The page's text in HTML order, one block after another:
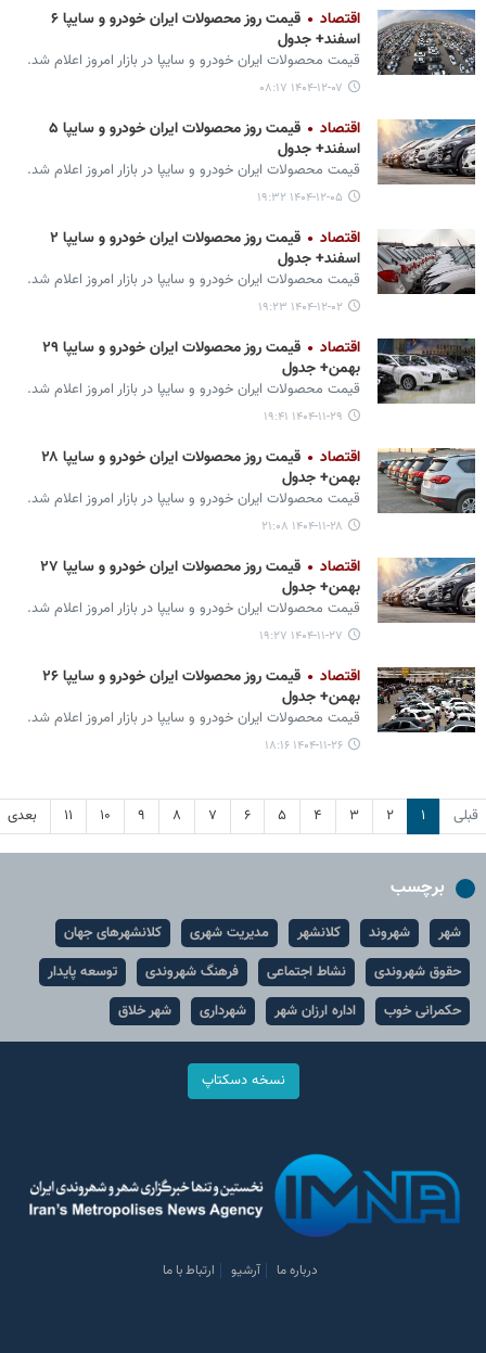
اقتصاد
قیمت روز محصولات ایران خودرو و سایپا ۶
اسفند+ جدول
قیمت محصولات ایران‌ خودرو و سایپا در بازار امروز اعلام شد.
۱۴۰۴-۱۲-۰۷ ۰۸:۱۷
اقتصاد
قیمت روز محصولات ایران خودرو و سایپا ۵
اسفند+ جدول
قیمت محصولات ایران‌ خودرو و سایپا در بازار امروز اعلام شد.
۱۴۰۴-۱۲-۰۵ ۱۹:۳۲
اقتصاد
قیمت روز محصولات ایران خودرو و سایپا ۲
اسفند+ جدول
قیمت محصولات ایران‌ خودرو و سایپا در بازار امروز اعلام شد.
۱۴۰۴-۱۲-۰۲ ۱۹:۲۳
اقتصاد
قیمت روز محصولات ایران خودرو و سایپا ۲۹
بهمن+ جدول
قیمت محصولات ایران‌ خودرو و سایپا در بازار امروز اعلام شد.
۱۴۰۴-۱۱-۲۹ ۱۹:۴۱
اقتصاد
قیمت روز محصولات ایران خودرو و سایپا ۲۸
بهمن+ جدول
قیمت محصولات ایران‌ خودرو و سایپا در بازار امروز اعلام شد.
۱۴۰۴-۱۱-۲۸ ۲۱:۰۸
اقتصاد
قیمت روز محصولات ایران خودرو و سایپا ۲۷
بهمن+ جدول
قیمت محصولات ایران‌ خودرو و سایپا در بازار امروز اعلام شد.
۱۴۰۴-۱۱-۲۷ ۱۹:۲۷
اقتصاد
قیمت روز محصولات ایران خودرو و سایپا ۲۶
بهمن+ جدول
قیمت محصولات ایران‌ خودرو و سایپا در بازار امروز اعلام شد.
۱۴۰۴-۱۱-۲۶ ۱۸:۱۶
قبلی ۱ ۲ ۳ ۴ ۵ ۶ ۷ ۸ ۹ ۱۰ ۱۱ بعدی
برچسب
شهر شهروند کلانشهر مدیریت شهری
کلانشهرهای جهان
حقوق شهروندی
نشاط اجتماعی فرهنگ شهروندی
توسعه پایدار
حکمرانی خوب
اداره ارزان شهر شهرداری شهر خلاق
نسخه دسکتاپ
درباره ما آرشیو ارتباط با ما